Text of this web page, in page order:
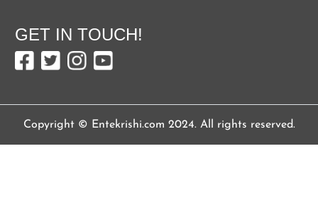
GET IN TOUCH!
Copyright © Entekrishi.com 2024. All rights reserved.